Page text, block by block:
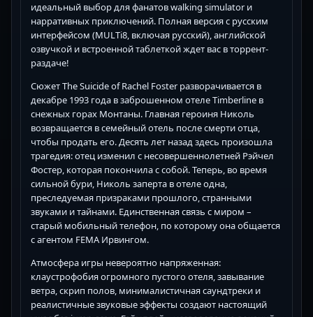
идеальный выбор для фанатов walking simulator и
нарративных приключений. Полная версия с русским
интерфейсом (MULTi8, включая русский), английской
озвучкой и встроенной таблеткой ждет вас в торрент-
раздаче!
Сюжет The Suicide of Rachel Foster разворачивается в
декабре 1993 года в заброшенном отеле Timberline в
снежных горах Монтаны. Главная героиня Николь
возвращается в семейный отель после смерти отца,
чтобы продать его. Десять лет назад здесь произошла
трагедия: отец изменил с несовершеннолетней Рэйчел
Фостер, которая покончила с собой. Теперь, во время
сильной бури, Николь заперта в отеле одна,
преследуемая призраками прошлого, странными
звуками и тайнами. Единственная связь с миром –
старый мобильный телефон, по которому она общается
с агентом FEMA Ирвингом.
Атмосфера игры невероятно напряженная:
клаустрофобия огромного пустого отеля, завывание
ветра, скрип полов, минималистичная саундтреки и
реалистичные звуковые эффекты создают настоящий